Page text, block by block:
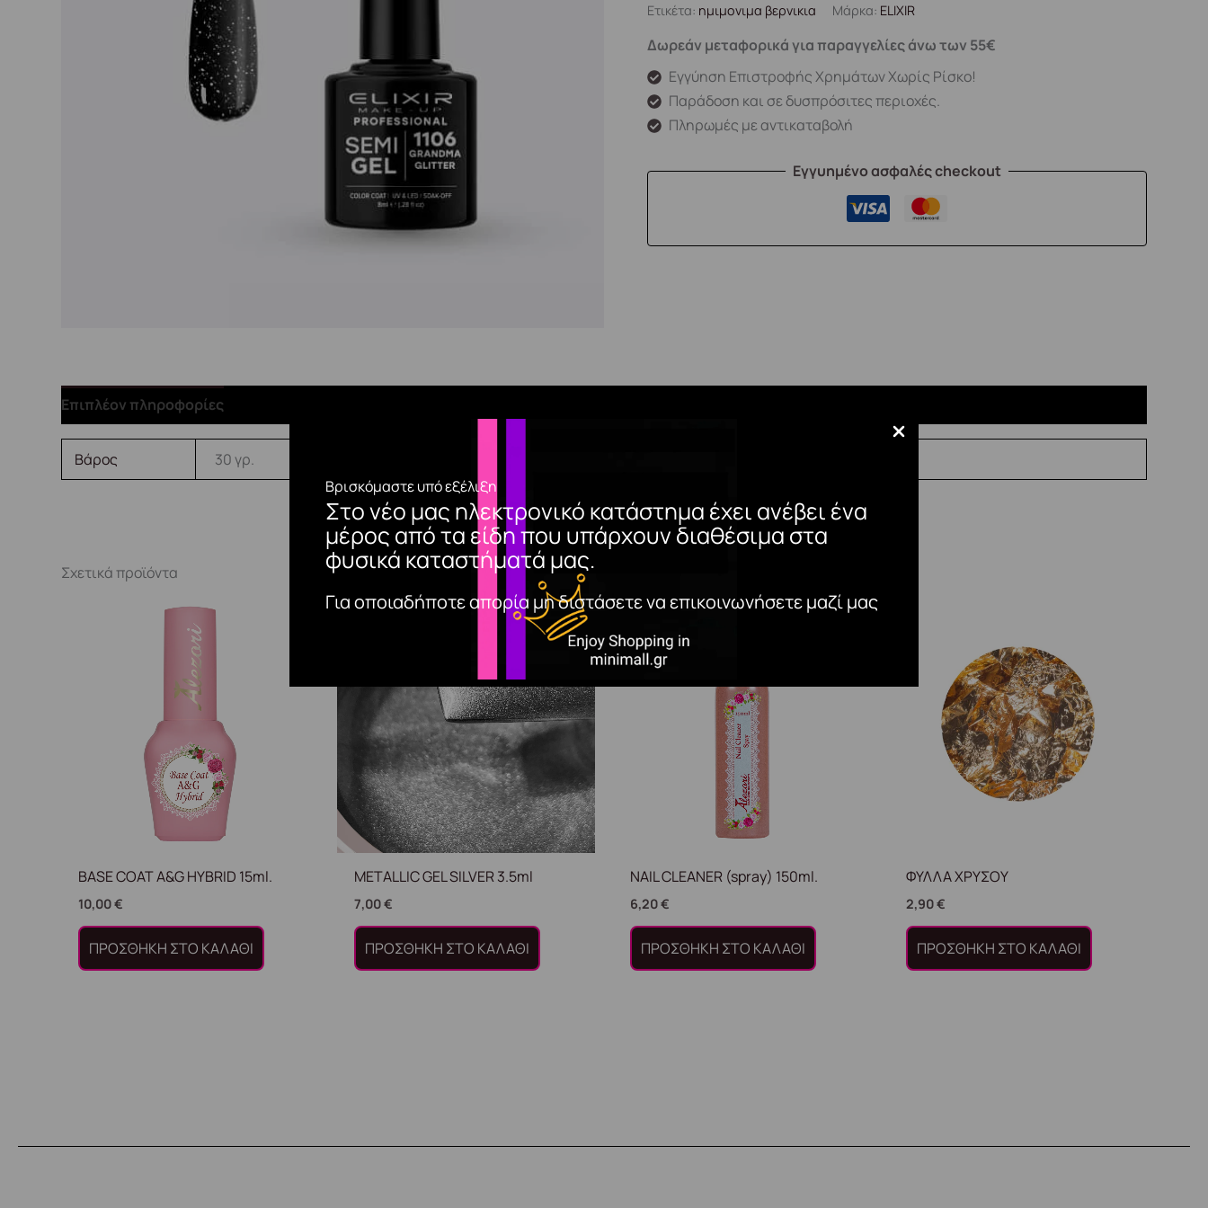
Βρισκόμαστε υπό εξέλιξη
Στο νέο μας ηλεκτρονικό κατάστημα έχει ανέβει ένα
μέρος από τα είδη που υπάρχουν διαθέσιμα στα
φυσικά καταστήματά μας.
Για οποιαδήποτε απορία μη διστάσετε να επικοινωνήσετε μαζί μας
Ετικέτα: ημιμονιμα βερνικια Μάρκα: ELIXIR
Δωρεάν μεταφορικά για παραγγελίες άνω των 55€
Εγγύηση Επιστροφής Χρημάτων Χωρίς Ρίσκο!
Παράδοση και σε δυσπρόσιτες περιοχές.
Πληρωμές με αντικαταβολή
Εγγυημένο ασφαλές checkout
Επιπλέον πληροφορίες
Βάρος 30 γρ.
Σχετικά προϊόντα
BASE COAT A&G HYBRID 15ml.
10,00€
ΠΡΟΣΘΉΚΗ ΣΤΟ ΚΑΛΆΘΙ
METALLIC GEL SILVER 3.5ml
7,00€
ΠΡΟΣΘΉΚΗ ΣΤΟ ΚΑΛΆΘΙ
NAIL CLEANER (spray) 150ml.
6,20€
ΠΡΟΣΘΉΚΗ ΣΤΟ ΚΑΛΆΘΙ
ΦΥΛΛΑ ΧΡΥΣΟΥ
2,90€
ΠΡΟΣΘΉΚΗ ΣΤΟ ΚΑΛΆΘΙ